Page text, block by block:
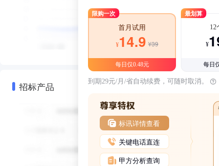
招标产品
限购一次
首月试用
¥14.9 ¥39
每日仅0.48元
最划算
12
¥
每日
到期29元/月/省自动续费，可随时取消。
标讯详情查看
关键电话直连
甲方分析查询